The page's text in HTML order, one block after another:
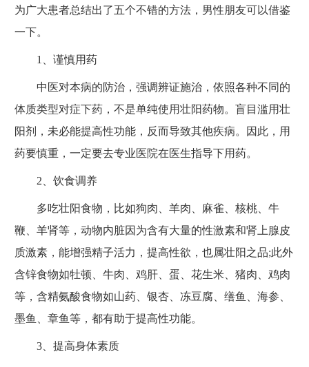
为广大患者总结出了五个不错的方法，男性朋友可以借鉴
一下。
1、谨慎用药
中医对本病的防治，强调辨证施治，依照各种不同的
体质类型对症下药，不是单纯使用壮阳药物。盲目滥用壮
阳剂，未必能提高性功能，反而导致其他疾病。因此，用
药要慎重，一定要去专业医院在医生指导下用药。
2、饮食调养
多吃壮阳食物，比如狗肉、羊肉、麻雀、核桃、牛
鞭、羊肾等，动物内脏因为含有大量的性激素和肾上腺皮
质激素，能增强精子活力，提高性欲，也属壮阳之品;此外
含锌食物如牡顿、牛肉、鸡肝、蛋、花生米、猪肉、鸡肉
等，含精氨酸食物如山药、银杏、冻豆腐、缮鱼、海参、
墨鱼、章鱼等，都有助于提高性功能。
3、提高身体素质